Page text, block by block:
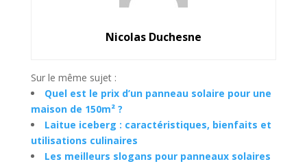
Nicolas Duchesne
Sur le même sujet :
Quel est le prix d’un panneau solaire pour une
maison de 150m² ?
Laitue iceberg : caractéristiques, bienfaits et
utilisations culinaires
Les meilleurs slogans pour panneaux solaires